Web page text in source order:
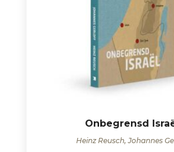
Onbegrensd
Heinz Reusch, Johannes